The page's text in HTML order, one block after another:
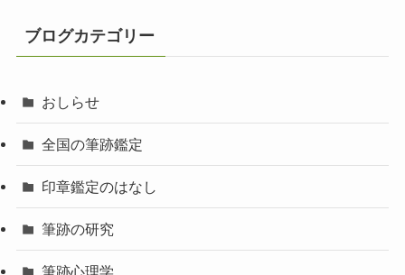
ブログカテゴリー
おしらせ
全国の筆跡鑑定
印章鑑定のはなし
筆跡の研究
筆跡心理学